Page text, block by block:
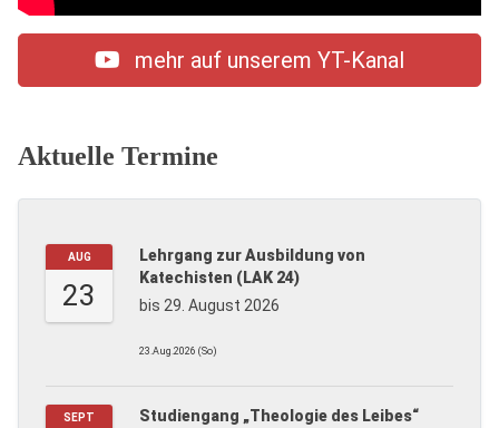
mehr auf unserem YT-Kanal
Aktuelle Termine
AUG
23
Lehrgang zur Ausbildung von
Katechisten (LAK 24)
bis 29. August 2026
23.Aug.2026 (So)
SEPT
Studiengang „Theologie des Leibes“